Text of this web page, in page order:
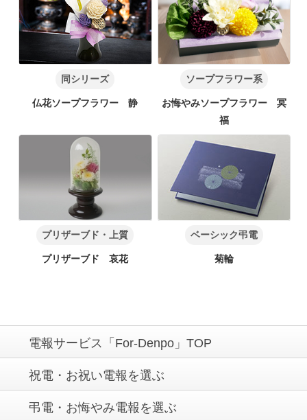
同シリーズ
仏花ソープフラワー 静
ソープフラワー系
お悔やみソープフラワー 冥
福
プリザーブド・上質
プリザーブド 哀花
ベーシック弔電
菊輪
電報サービス「For-Denpo」TOP
祝電・お祝い電報を選ぶ
弔電・お悔やみ電報を選ぶ